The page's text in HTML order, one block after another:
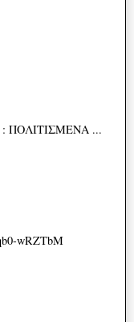
: ΠΟΛΙΤΙΣΜΕΝΑ ...
wRZTbM